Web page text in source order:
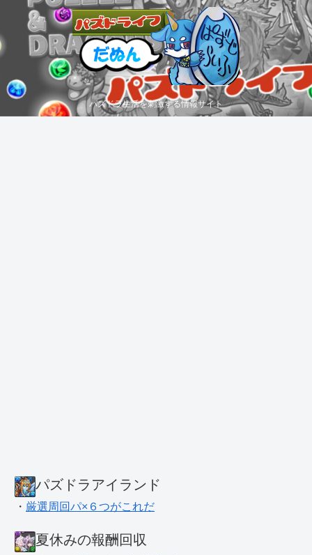
パズドラ生活を刺激する情報サイト
パズドラアイランド
・ 厳選周回パ×６つがこれだ
夏休みの報酬回収